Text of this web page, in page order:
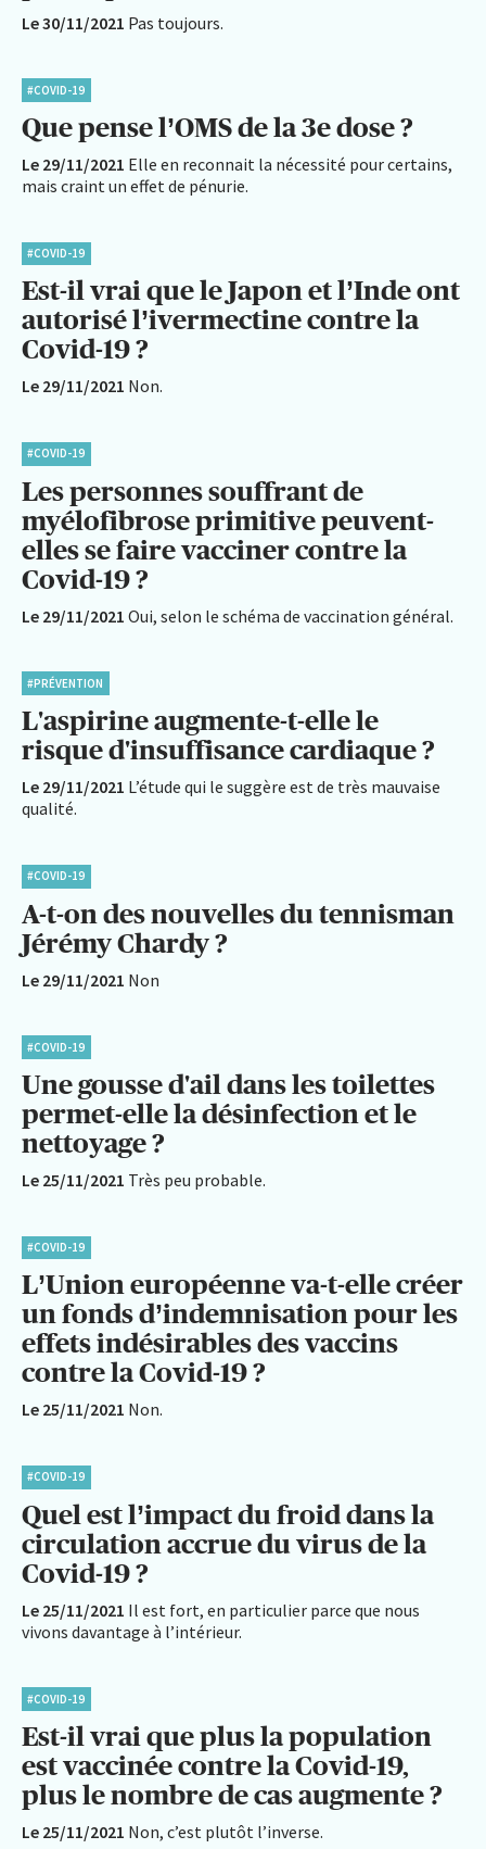
Le 30/11/2021 Pas toujours.
#COVID-19
Que pense l’OMS de la 3e dose ?
Le 29/11/2021 Elle en reconnait la nécessité pour certains,
mais craint un effet de pénurie.
#COVID-19
Est-il vrai que le Japon et l’Inde ont
autorisé l’ivermectine contre la
Covid-19 ?
Le 29/11/2021 Non.
#COVID-19
Les personnes souffrant de
myélofibrose primitive peuvent-
elles se faire vacciner contre la
Covid-19 ?
Le 29/11/2021 Oui, selon le schéma de vaccination général.
#PRÉVENTION
L'aspirine augmente-t-elle le
risque d'insuffisance cardiaque ?
Le 29/11/2021 L’étude qui le suggère est de très mauvaise
qualité.
#COVID-19
A-t-on des nouvelles du tennisman
Jérémy Chardy ?
Le 29/11/2021 Non
#COVID-19
Une gousse d'ail dans les toilettes
permet-elle la désinfection et le
nettoyage ?
Le 25/11/2021 Très peu probable.
#COVID-19
L’Union européenne va-t-elle créer
un fonds d’indemnisation pour les
effets indésirables des vaccins
contre la Covid-19 ?
Le 25/11/2021 Non.
#COVID-19
Quel est l’impact du froid dans la
circulation accrue du virus de la
Covid-19 ?
Le 25/11/2021 Il est fort, en particulier parce que nous
vivons davantage à l’intérieur.
#COVID-19
Est-il vrai que plus la population
est vaccinée contre la Covid-19,
plus le nombre de cas augmente ?
Le 25/11/2021 Non, c’est plutôt l’inverse.